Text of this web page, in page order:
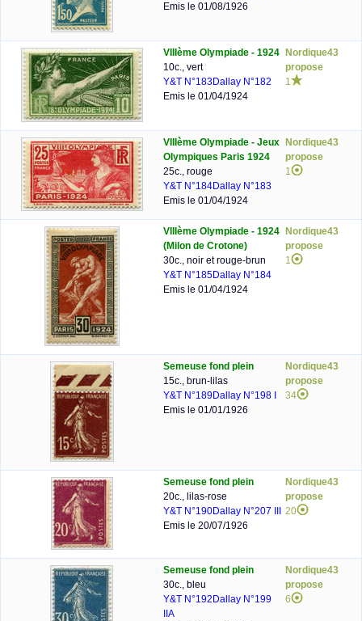
Emis le 01/08/1926
VIIIème Olympiade - 1924
10c., vert
Y&T N°183Dallay N°182
Emis le 01/04/1924
Nordique43
propose
1
VIIIème Olympiade - Jeux
Olympiques Paris 1924
25c., rouge
Y&T N°184Dallay N°183
Emis le 01/04/1924
Nordique43
propose
1
VIIIème Olympiade - 1924
(Milon de Crotone)
30c., noir et rouge-brun
Y&T N°185Dallay N°184
Emis le 01/04/1924
Nordique43
propose
1
Semeuse fond plein
15c., brun-lilas
Y&T N°189Dallay N°198 I
Emis le 01/01/1926
Nordique43
propose
34
Semeuse fond plein
20c., lilas-rose
Y&T N°190Dallay N°207 III
Emis le 20/07/1926
Nordique43
propose
20
Semeuse fond plein
30c., bleu
Y&T N°192 Dallay N°199
IIA
Nordique43
propose
6